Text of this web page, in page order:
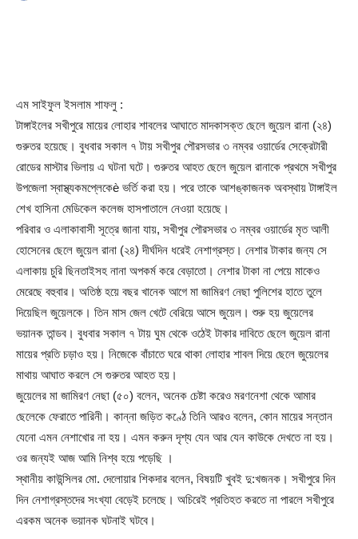
এম সাইফুল ইসলাম শাফলু :
টাঙ্গাইলের সখীপুরে মায়ের লোহার শাবলের আঘাতে মাদকাসক্ত ছেলে জুয়েল রানা (২৪)
গুরুতর হয়েছে। বুধবার সকাল ৭ টায় সখীপুর পৌরসভার ৩ নম্বর ওয়ার্ডের সেক্রেটারী
রোডের মাস্টার ভিলায় এ ঘটনা ঘটে। গুরুতর আহত ছেলে জুয়েল রানাকে প্রথমে সখীপুর
উপজেলা স্বাস্থ্যকমপ্লেকেè ভর্তি করা হয়। পরে তাকে আশঙ্কাজনক অবস্থায় টাঙ্গাইল
শেখ হাসিনা মেডিকেল কলেজ হাসপাতালে নেওয়া হয়েছে।
পরিবার ও এলাকাবাসী সূত্রে জানা যায়, সখীপুর পৌরসভার ৩ নম্বর ওয়ার্ডের মৃত আলী
হোসেনের ছেলে জুয়েল রানা (২৪) দীর্ঘদিন ধরেই নেশাগ্রস্ত। নেশার টাকার জন্য সে
এলাকায় চুরি ছিনতাইসহ নানা অপকর্ম করে বেড়াতো। নেশার টাকা না পেয়ে মাকেও
মেরেছে বহুবার। অতিষ্ঠ হয়ে বছর খানেক আগে মা জামিরণ নেছা পুলিশের হাতে তুলে
দিয়েছিল জুয়েলকে। তিন মাস জেল খেটে বেরিয়ে আসে জুয়েল। শুরু হয় জুয়েলের
ভয়ানক তান্ডব। বুধবার সকাল ৭ টায় ঘুম থেকে ওঠেই টাকার দাবিতে ছেলে জুয়েল রানা
মায়ের প্রতি চড়াও হয়। নিজেকে বাঁচাতে ঘরে থাকা লোহার শাবল দিয়ে ছেলে জুয়েলের
মাথায় আঘাত করলে সে গুরুতর আহত হয়।
জুয়েলের মা জামিরণ নেছা (৫০) বলেন, অনেক চেষ্টা করেও মরণনেশা থেকে আমার
ছেলেকে ফেরাতে পারিনী। কান্না জড়িত কণ্ঠে তিনি আরও বলেন, কোন মায়ের সন্তান
যেনো এমন নেশাখোর না হয়। এমন করুন দৃশ্য যেন আর যেন কাউকে দেখতে না হয়।
ওর জন্যই আজ আমি নিশ্ব হয়ে পড়েছি ।
স্থানীয় কাউন্সিলর মো. দেলোয়ার শিকদার বলেন, বিষয়টি খুবই দু:খজনক। সখীপুরে দিন
দিন নেশাগ্রস্তদের সংখ্যা বেড়েই চলেছে। অচিরেই প্রতিহত করতে না পারলে সখীপুরে
এরকম অনেক ভয়ানক ঘটনাই ঘটবে।